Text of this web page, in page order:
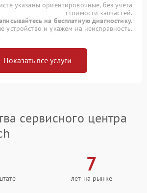
указаны ориентировочные, без учета
стоимости запчастей.
на бесплатную диагностику.
и укажем на неисправность.
Показать все услуги
сервисного центра
7
лет на рынке